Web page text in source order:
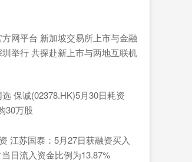
网平台 新加坡交易所上市与金融
举行 共探赴新上市与两地互联机
保诚(02378.HK)5月30日耗资
30万股
江苏国泰：5月27日获融资买入
日流入资金比例为13.87%